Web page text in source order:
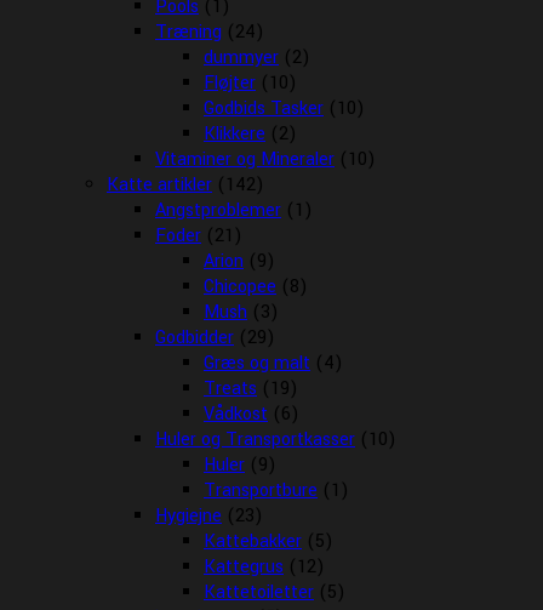
Pools (1)
Træning (24)
dummyer (2)
Fløjter (10)
Godbids Tasker (10)
Klikkere (2)
Vitaminer og Mineraler (10)
Katte artikler (142)
Angstproblemer (1)
Foder (21)
Arion (9)
Chicopee (8)
Mush (3)
Godbidder (29)
Græs og malt (4)
Treats (19)
Vådkost (6)
Huler og Transportkasser (10)
Huler (9)
Transportbure (1)
Hygiejne (23)
Kattebakker (5)
Kattegrus (12)
Kattetoiletter (5)